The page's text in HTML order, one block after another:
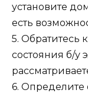
установите
есть
5. Обратитесь
состояния б/у
6. Определите